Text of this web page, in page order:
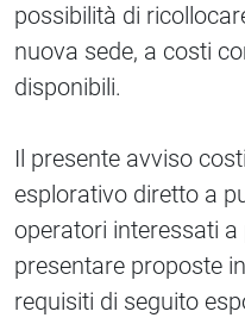
possibilità di
nuova sede, a costi
disponibili.
Il presente avviso
esplorativo diretto a
operatori interessati a
presentare proposte
requisiti di seguito